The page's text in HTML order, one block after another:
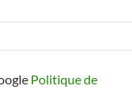
Politique de